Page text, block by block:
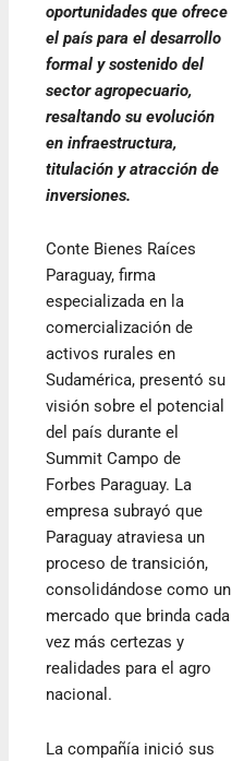
oportunidades que ofrece
el país para el desarrollo
formal y sostenido del
sector agropecuario,
resaltando su evolución
en infraestructura,
titulación y atracción de
inversiones.
Conte Bienes Raíces
Paraguay, firma
especializada en la
comercialización de
activos rurales en
Sudamérica, presentó su
visión sobre el potencial
del país durante el
Summit Campo de
Forbes Paraguay. La
empresa subrayó que
Paraguay atraviesa un
proceso de transición,
consolidándose como un
mercado que brinda cada
vez más certezas y
realidades para el agro
nacional.
La compañía inició sus